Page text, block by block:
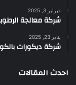
فبراير 3, 2025
شركة معالجة
يناير 23, 2025
شركة ديكورات
احدث المقالات